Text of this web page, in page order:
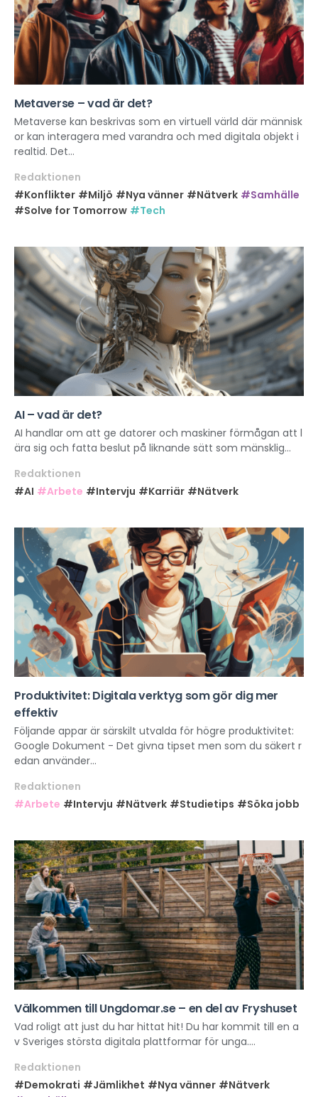
Metaverse – vad är det?
Metaverse kan beskrivas som en virtuell värld där människ
or kan interagera med varandra och med digitala objekt i
realtid. Det...
Redaktionen
#Konflikter #Miljö #Nya vänner #Nätverk #Samhälle
#Solve for Tomorrow #Tech
AI – vad är det?
AI handlar om att ge datorer och maskiner förmågan att l
ära sig och fatta beslut på liknande sätt som mänsklig...
Redaktionen
#AI #Arbete #Intervju #Karriär #Nätverk
Produktivitet: Digitala verktyg som gör dig mer
effektiv
Följande appar är särskilt utvalda för högre produktivitet:
Google Dokument - Det givna tipset men som du säkert r
edan använder...
Redaktionen
#Arbete #Intervju #Nätverk #Studietips #Söka jobb
Välkommen till Ungdomar.se – en del av Fryshuset
Vad roligt att just du har hittat hit! Du har kommit till en a
v Sveriges största digitala plattformar för unga....
Redaktionen
#Demokrati #Jämlikhet #Nya vänner #Nätverk